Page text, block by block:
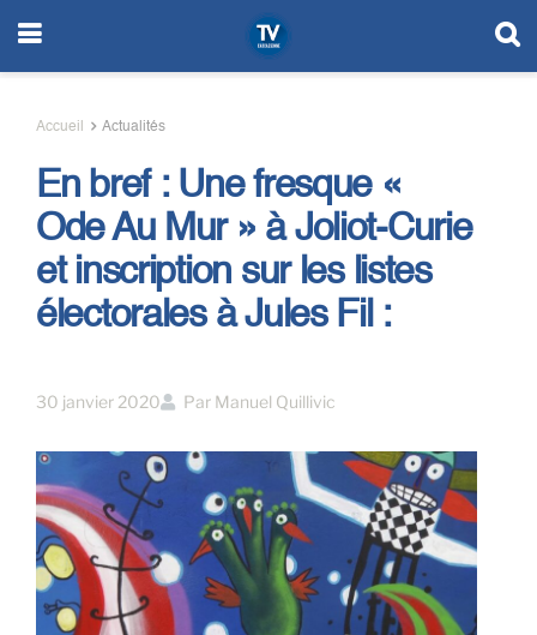
Accueil Actualités
En bref : Une fresque «
Ode Au Mur » à Joliot-Curie
et inscription sur les listes
électorales à Jules Fil :
30 janvier 2020 Par Manuel Quillivic